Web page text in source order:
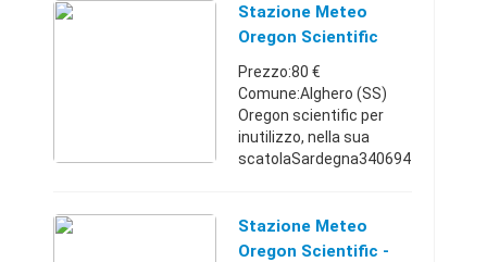
confezione originale.
Non fornisco l'unità
aggi ...
Stazione Meteo
Oregon Scientific
BAR 989 HG
Prezzo:80 €
Comune:Alghero (SS)
Oregon scientific per
inutilizzo, nella sua
scatolaSardegna340694
Stazione Meteo
Oregon Scientific -